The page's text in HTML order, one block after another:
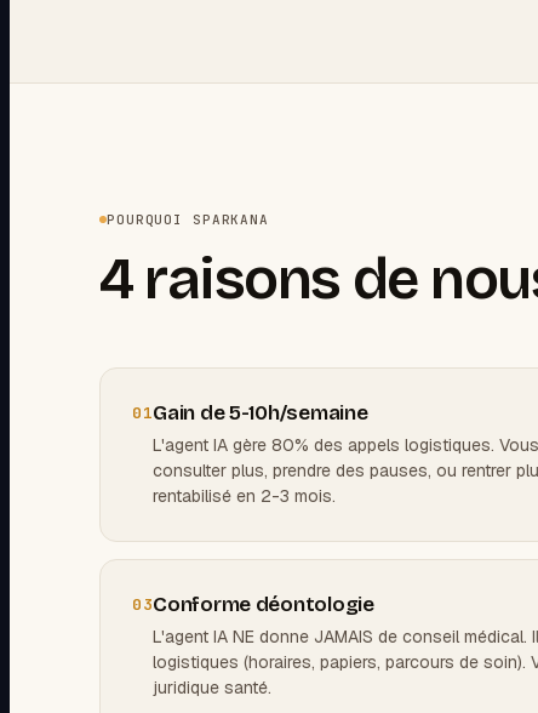
POURQUOI SPARKANA
4 raisons de
01Gain de 5-10h/semaine
L'agent IA gère 80% des appels logistiques.
consulter plus, prendre des pauses, ou rentrer
rentabilisé en 2-3 mois.
03Conforme déontologie
L'agent IA NE donne JAMAIS de conseil
logistiques (horaires, papiers, parcours de soin).
juridique santé.